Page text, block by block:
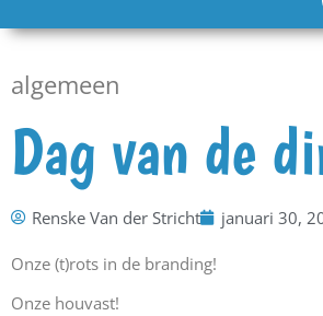
algemeen
Dag van de
Renske Van der Stricht januari 30,
Onze (t)rots in de branding!
Onze houvast!